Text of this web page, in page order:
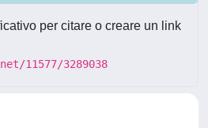
per citare o creare un link
11577/3289038